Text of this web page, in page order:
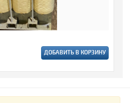
ДОБАВИТЬ В КОРЗИНУ